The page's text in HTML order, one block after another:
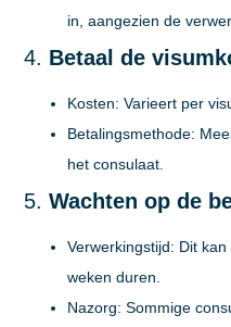
in, aangezien de
4. Betaal de
Kosten: Varieert per
Betalingsmethode:
het consulaat.
5.Wachten op de
Verwerkingstijd: Dit
weken duren.
Nazorg: Sommige